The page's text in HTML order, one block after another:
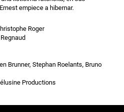
empiece a hibernar.
Roger
Brunner, Stephan Roelants, Bruno
Productions